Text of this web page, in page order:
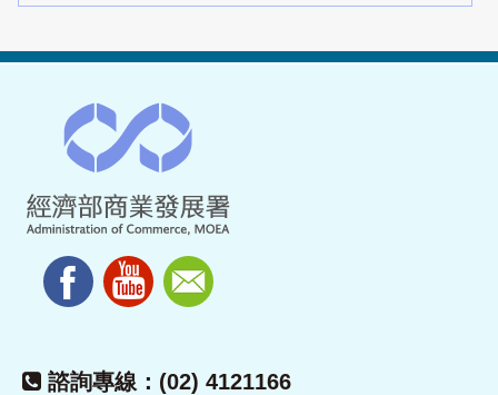
諮詢專線：(02) 4121166